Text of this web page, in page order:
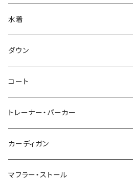
水着
～44/S
46/M
48/L
50/XL～
ダウン
～44/S
46/M
48/L
50/XL～
コート
～44/S
46/M
48/L
トレーナー・パーカー
～44/S
46/M
カーディガン
～44/S
マフラー・ストール